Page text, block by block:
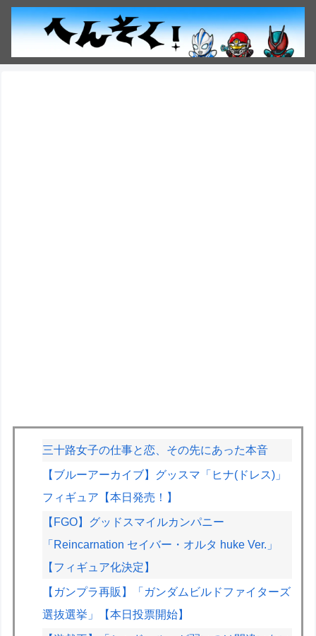
三十路女子の仕事と恋、その先にあった本音
【ブルーアーカイブ】グッスマ「ヒナ(ドレス)」
フィギュア【本日発売！】
【FGO】グッドスマイルカンパニー
「Reincarnation セイバー・オルタ huke Ver.」
【フィギュア化決定】
【ガンプラ再販】「ガンダムビルドファイターズ
選抜選挙」【本日投票開始】